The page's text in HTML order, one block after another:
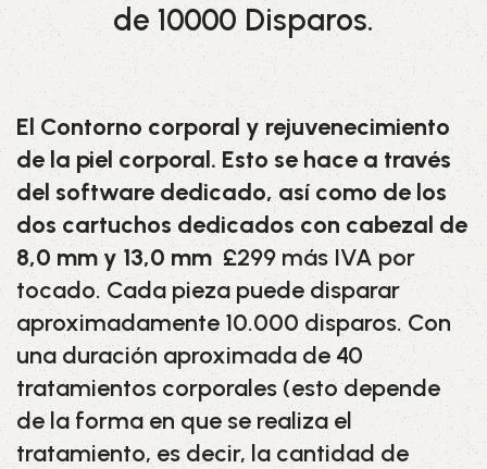
de 10000 Disparos.
El Contorno corporal y rejuvenecimiento
de la piel corporal. Esto se hace a través
del software dedicado, así como de los
dos cartuchos dedicados con cabezal de
8,0 mm y 13,0 mm£299 más IVA por
tocado. Cada pieza puede disparar
aproximadamente 10.000 disparos. Con
una duración aproximada de 40
tratamientos corporales (esto depende
de la forma en que se realiza el
tratamiento, es decir, la cantidad de